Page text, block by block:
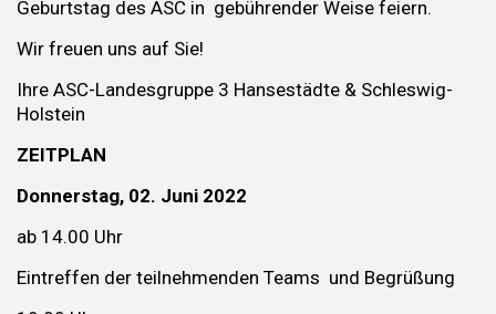
Geburtstag des ASC in gebührender Weise feiern.
Wir freuen uns auf Sie!
Ihre ASC-Landesgruppe 3 Hansestädte & Schleswig-
Holstein
ZEITPLAN
Donnerstag, 02. Juni 2022
ab 14.00 Uhr
Eintreffen der teilnehmenden Teams und Begrüßung